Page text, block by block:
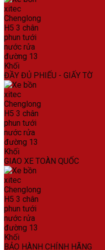
ĐẦY ĐỦ PHIẾU - GIẤY TỜ
GIAO XE TOÀN QUỐC
BẢO HÀNH CHÍNH HÃNG